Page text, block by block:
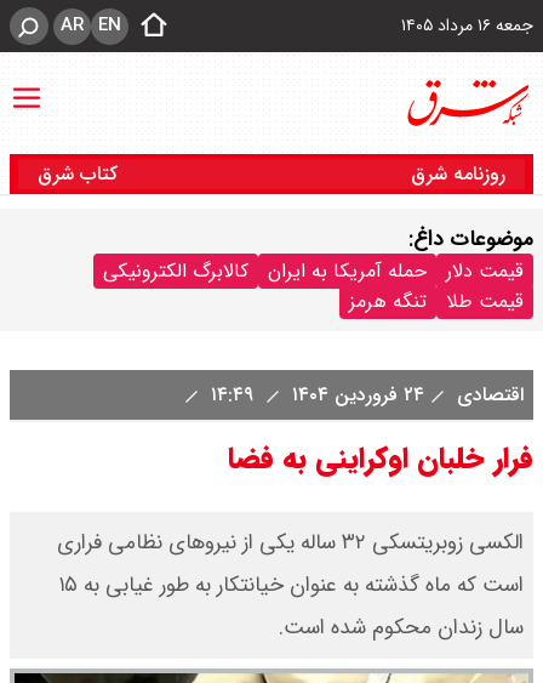
جمعه ۱۶ مرداد ۱۴۰۵ EN
AR
روزنامه شرق کتاب شرق
موضوعات داغ:
قیمت دلار حمله آمریکا به ایران
کالابرگ الکترونیکی
قیمت طلا
تنگه هرمز
اقتصادی ۲۴ فروردین ۱۴۰۴
فرار خلبان اوکراینی به فضا
الکسی زوبریتسکی ۳۲ ساله یکی از نیروهای نظامی فراری
است که ماه گذشته به عنوان خیانتکار به طور غیابی به ۱۵
سال زندان محکوم شده است.